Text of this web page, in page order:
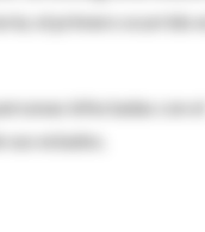
el primero ocurrido
infectadas con el
estados.